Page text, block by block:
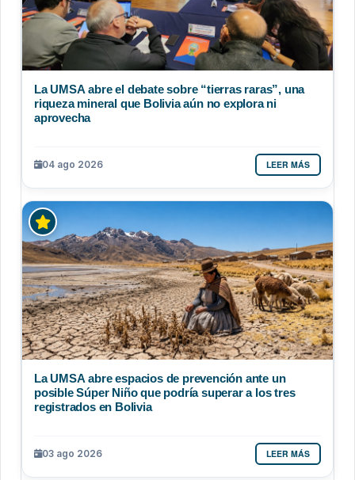
La UMSA abre el debate sobre “tierras raras”, una
riqueza mineral que Bolivia aún no explora ni
aprovecha
04 ago 2026 LEER MÁS
La UMSA abre espacios de prevención ante un
posible Súper Niño que podría superar a los tres
registrados en Bolivia
03 ago 2026 LEER MÁS